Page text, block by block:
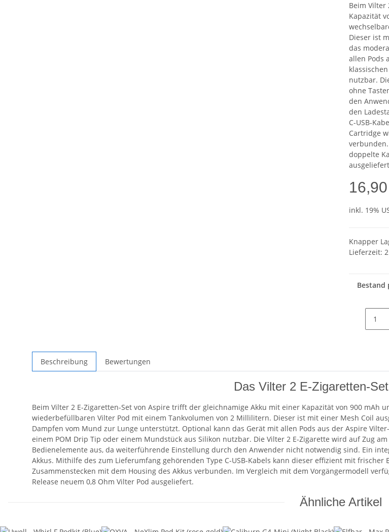
Beim Vilter
Kapazität
Dieser ist
das
allen Pods
nutzbar.
ohne
den
den
C-USB-
Cartridge
doppelte
inkl. 19%
Knapper
Lieferzeit:
Bestand
Beschreibung Bewertungen
Das Vilter 2 E-Zigaretten-
Beim Vilter 2 E-Zigaretten-Set von Aspire trifft der gleichnamige Akku mit einer Kapazität von 900 mAh
wiederbefüllbaren Vilter Pod mit einem Tankvolumen von 2 Millilitern. Dieser ist mit einer Mesh Coil
Dampfen vom Mund zur Lunge unterstützt. Optional kann das Gerät mit allen Pods aus der Aspire
einem POM Drip Tip oder einem Mundstück aus Silikon nutzbar. Die Vilter 2 E-Zigarette wird auf Zug
Bedienelemente aus, da weiterführende Einstellung durch den Anwender nicht notwendig sind. Ein
Akkus. Mithilfe des zum Lieferumfang gehörenden Type C-USB-Kabels kann dieser effizient mit
Zusammenstecken mit dem Housing des Akkus verbunden. Im Vergleich mit dem Vorgängermodell
Release neuem 0,8 Ohm Vilter Pod ausgeliefert.
Ähnliche Artikel